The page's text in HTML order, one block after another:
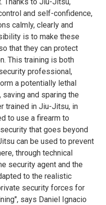
and self-confidence,
calmly, clearly and
is to make these
that they can protect
This training is both
professional,
a potentially lethal
and sparing the
trained in Jiu-Jitsu, in
to use a firearm to
that goes beyond
can be used to prevent
through technical
security agent and the
to the realistic
security forces for
says Daniel Ignacio